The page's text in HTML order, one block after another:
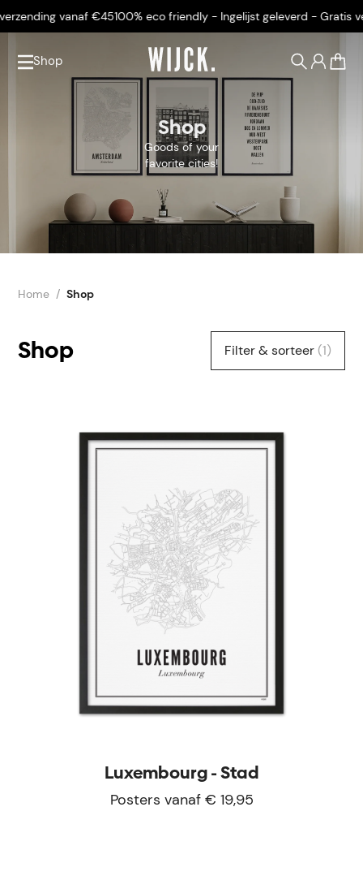
vanaf €45100% eco friendly - Ingelijst geleverd - Gratis
Shop
Shop
Goods of your
favorite cities!
Home Shop
Shop Filter & sorteer (1)
Luxembourg - Stad
Posters vanaf € 19,95